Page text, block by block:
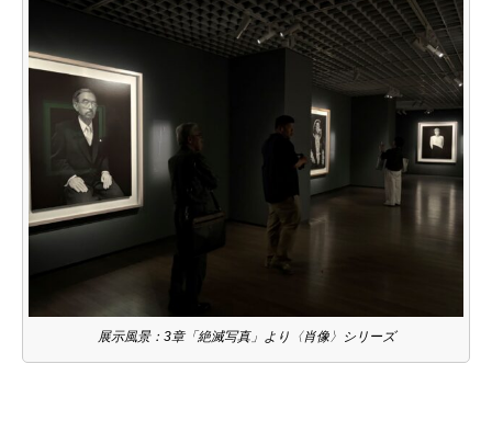
展示風景：3章「絶滅写真」より〈肖像〉シリーズ